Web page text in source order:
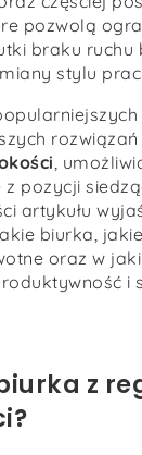
pozwolą
braku ruchu
stylu
rozwiązań
,
z pozycji
artykułu
biurka,
oraz w
i
z